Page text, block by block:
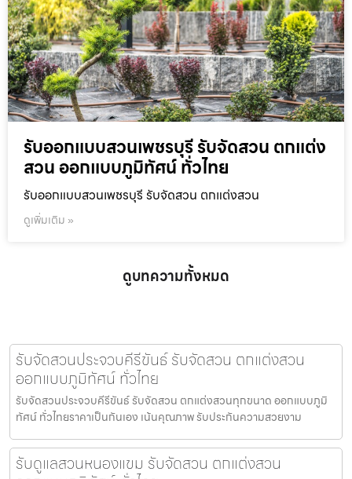
รับออกแบบสวนเพชรบุรี รับจัดสวน ตกแต่ง
สวน ออกแบบภูมิทัศน์ ทั่วไทย
รับออกแบบสวนเพชรบุรี รับจัดสวน ตกแต่งสวน
ดูเพิ่มเติม »
ดูบทความทั้งหมด
รับจัดสวนประจวบคีรีขันธ์ รับจัดสวน ตกแต่งสวน
ออกแบบภูมิทัศน์ ทั่วไทย
รับจัดสวนประจวบคีรีขันธ์ รับจัดสวน ตกแต่งสวนทุกขนาด ออกแบบภูมิ
ทัศน์ ทั่วไทยราคาเป็นกันเอง เน้นคุณภาพ รับประกันความสวยงาม
รับดูแลสวนหนองแขม รับจัดสวน ตกแต่งสวน